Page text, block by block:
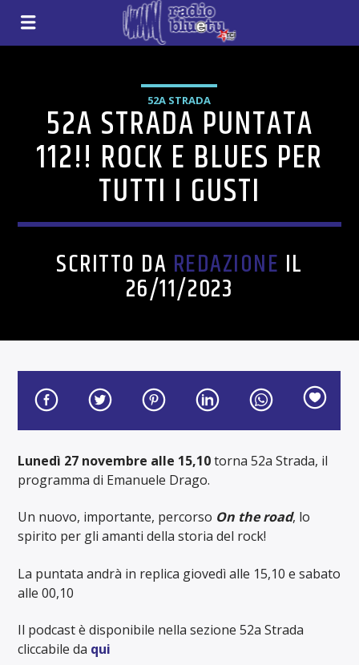
52A STRADA
52A STRADA PUNTATA
112!! ROCK E BLUES PER
TUTTI I GUSTI
SCRITTO DA REDAZIONE IL
26/11/2023
Lunedì 27 novembre alle 15,10torna 52a Strada, il
programma di Emanuele Drago.
Un nuovo, importante, percorso On the road, lo
spirito per gli amanti della storia del rock!
La puntata andrà in replica giovedì alle 15,10 e sabato
alle 00,10
Il podcast è disponibile nella sezione 52a Strada
cliccabile da qui